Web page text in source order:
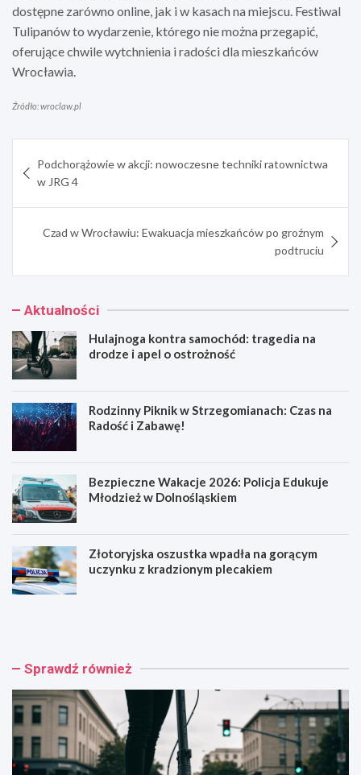
dostępne zarówno online, jak i w kasach na miejscu. Festiwal
Tulipanów to wydarzenie, którego nie można przegapić,
oferujące chwile wytchnienia i radości dla mieszkańców
Wrocławia.
Źródło: wroclaw.pl
wpisu
Podchorążowie w akcji: nowoczesne techniki ratownictwa
w JRG 4
Czad w Wrocławiu: Ewakuacja mieszkańców po groźnym
podtruciu
Aktualności
Hulajnoga kontra samochód: tragedia na
drodze i apel o ostrożność
Rodzinny Piknik w Strzegomianach: Czas na
Radość i Zabawę!
Bezpieczne Wakacje 2026: Policja Edukuje
Młodzież w Dolnośląskiem
Złotoryjska oszustka wpadła na gorącym
uczynku z kradzionym plecakiem
H
n
g
a
k
o
n
R
n
y
P
i
k
n
Sprawdź również